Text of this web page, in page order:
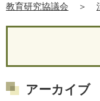
教育研究協議会
＞
アーカイブ